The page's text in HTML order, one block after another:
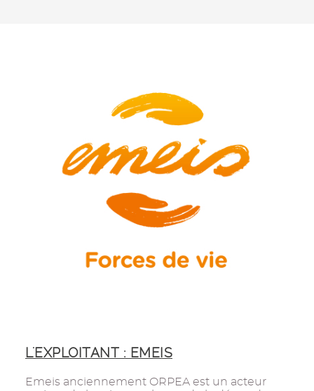
L'EXPLOITANT : EMEIS
Emeis anciennement ORPEA est un acteur